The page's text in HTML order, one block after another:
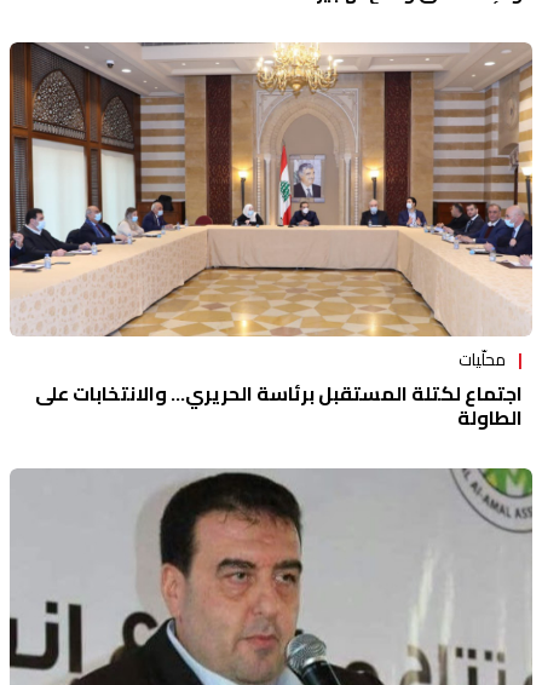
محلّيات
اجتماع لكتلة المستقبل برئاسة الحريري... والانتخابات على
الطاولة